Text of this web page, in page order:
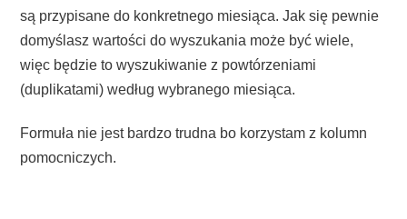
są przypisane do konkretnego miesiąca. Jak się pewnie
domyślasz wartości do wyszukania może być wiele,
więc będzie to wyszukiwanie z powtórzeniami
(duplikatami) według wybranego miesiąca.
Formuła nie jest bardzo trudna bo korzystam z kolumn
pomocniczych.